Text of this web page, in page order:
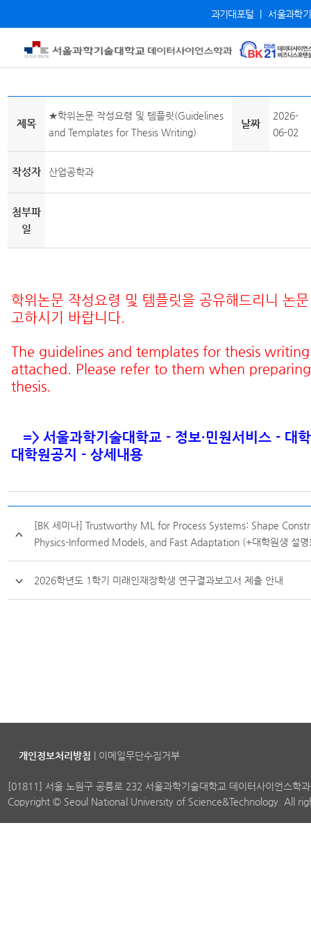
과기대포털 서울과학
제목
★학위논문 작성요령 및 템플릿(Guidelines
and Templates for Thesis Writing)
날짜
2026-
06-02
작성자 산업공학과
첨부파
일
학위논문 작성요령 및 템플릿을 공유해드리니 논
고하시기 바랍니다.
The guidelines and templates for thesis
attached. Please refer to them when
thesis.
=>서울과학기술대학교 - 정보·민원서비스 - 대
대학원공지 - 상세내용
[BK 세미나] Trustworthy ML for Process Systems: Shape
Physics-Informed Models, and Fast Adaptation (+대학원생 설명
2026학년도 1학기 미래인재장학생 연구결과보고서 제출 안내
개인정보처리방침 이메일무단수집거부
[01811] 서울 노원구 공릉로 232 서울과학기술대학교 데이터사이언스학과
Copyright © Seoul National University of Science&Technology. All